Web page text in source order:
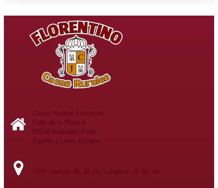
Casas Rurales Florentino
Calle de la Plaza 6
05130 Robledillo Ávila
Castilla y León, España
GPS: Latitud: 40, 32,26 | Longitud: -4, 55, 44